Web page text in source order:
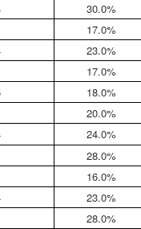
30.0%
17.0%
23.0%
17.0%
18.0%
20.0%
24.0%
28.0%
16.0%
23.0%
28.0%